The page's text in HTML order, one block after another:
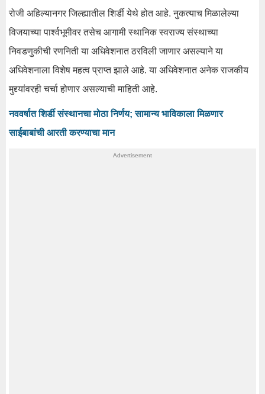
रोजी अहिल्यानगर जिल्ह्यातील शिर्डी येथे होत आहे. नुकत्याच मिळालेल्या
विजयाच्या पार्श्वभूमीवर तसेच आगामी स्थानिक स्वराज्य संस्थाच्या
निवडणुकीची रणनिती या अधिवेशनात ठरविली जाणार असल्याने या
अधिवेशनाला विशेष महत्व प्राप्त झाले आहे. या अधिवेशनात अनेक राजकीय
मुद्द्यांवरही चर्चा होणार असल्याची माहिती आहे.
नववर्षात शिर्डी संस्थानचा मोठा निर्णय; सामान्य भाविकाला मिळणार
साईबाबांची आरती करण्याचा मान